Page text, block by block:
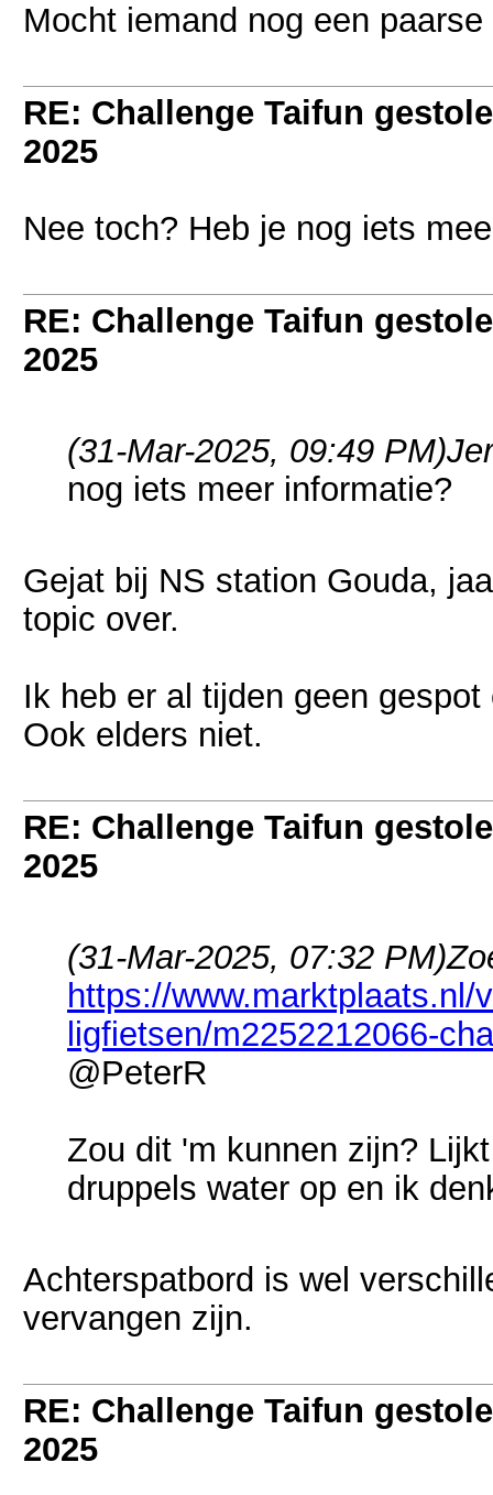
Mocht iemand nog een
RE: Challenge Taifun
2025
Nee toch? Heb je nog iets
RE: Challenge Taifun
2025
(31-Mar-2025, 09:49 PM)
nog iets meer informatie?
Gejat bij NS station Gouda,
topic over.
Ik heb er al tijden geen
Ook elders niet.
RE: Challenge Taifun
2025
(31-Mar-2025, 07:32 PM)
https://
ligfietsen/m2252212066-
@PeterR
Zou dit 'm kunnen zijn?
druppels water op en ik
Achterspatbord is wel
vervangen zijn.
RE: Challenge Taifun
2025